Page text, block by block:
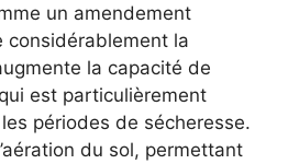
un amendement
considérablement la
la capacité de
est particulièrement
périodes de sécheresse.
du sol, permettant